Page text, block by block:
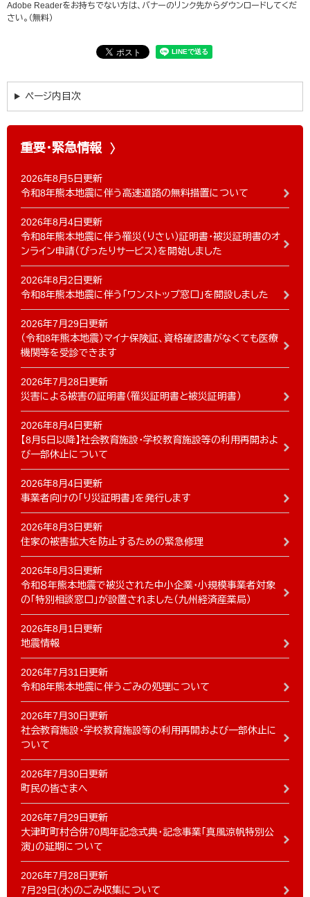
Adobe Readerをお持ちでない方は、バナーのリンク先からダウンロードしてくだ
さい。（無料）
ページ内目次
重要・緊急情報
2026年8月5日更新
令和8年熊本地震に伴う高速道路の無料措置について
2026年8月4日更新
令和8年熊本地震に伴う罹災（りさい）証明書・被災証明書のオ
ンライン申請（ぴったりサービス）を開始しました
2026年8月2日更新
令和8年熊本地震に伴う「ワンストップ窓口」を開設しました
2026年7月29日更新
（令和8年熊本地震）マイナ保険証、資格確認書がなくても医療
機関等を受診できます
2026年7月28日更新
災害による被害の証明書（罹災証明書と被災証明書）
2026年8月4日更新
【8月5日以降】社会教育施設・学校教育施設等の利用再開およ
び一部休止について
2026年8月4日更新
事業者向けの「り災証明書」を発行します
2026年8月3日更新
住家の被害拡大を防止するための緊急修理
2026年8月3日更新
令和８年熊本地震で被災された中小企業・小規模事業者対象
の「特別相談窓口」が設置されました（九州経済産業局）
2026年8月1日更新
地震情報
2026年7月31日更新
令和8年熊本地震に伴うごみの処理について
2026年7月30日更新
社会教育施設・学校教育施設等の利用再開および一部休止に
ついて
2026年7月30日更新
町民の皆さまへ
2026年7月29日更新
大津町町村合併70周年記念式典・記念事業「真風涼帆特別公
演」の延期について
2026年7月28日更新
7月29日(水)のごみ収集について